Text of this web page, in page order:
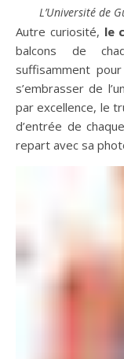
L’Université de
Autre curiosité, le
balcons de
suffisamment
s’embrasser de
par excellence, le
d’entrée de
repart avec sa